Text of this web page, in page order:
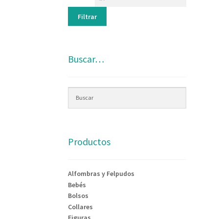
Filtrar
Buscar…
Productos
Alfombras y Felpudos
Bebés
Bolsos
Collares